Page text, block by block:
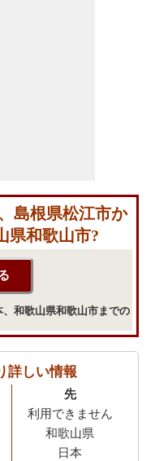
島根県松江市か
県和歌山市?
和歌山県和歌山市までの
詳しい情報
先
利用できません
和歌山県
日本